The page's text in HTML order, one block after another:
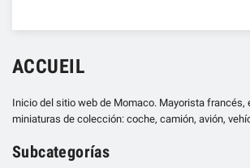
ACCUEIL
Inicio del sitio web de Momaco. Mayorista francés,
miniaturas de colección: coche, camión, avión,
Subcategorías